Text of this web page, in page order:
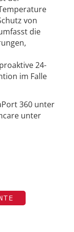
von
die
24-
im Falle
360 unter
unter